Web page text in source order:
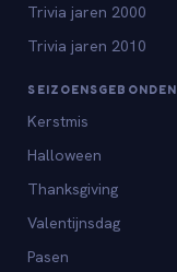
Trivia jaren 2000
Trivia jaren 2010
SEIZOENSGEBONDEN
Kerstmis
Halloween
Thanksgiving
Valentijnsdag
Pasen